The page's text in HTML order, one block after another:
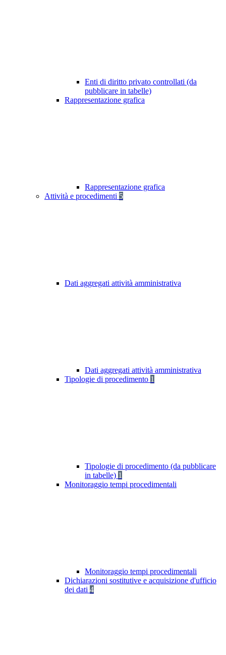
Enti di diritto privato controllati (da
pubblicare in tabelle)
Rappresentazione grafica
Rappresentazione grafica
Attività e procedimenti 5
Dati aggregati attività amministrativa
Dati aggregati attività amministrativa
Tipologie di procedimento 1
Tipologie di procedimento (da pubblicare
in tabelle) 1
Monitoraggio tempi procedimentali
Monitoraggio tempi procedimentali
Dichiarazioni sostitutive e acquisizione d'ufficio
dei dati 4